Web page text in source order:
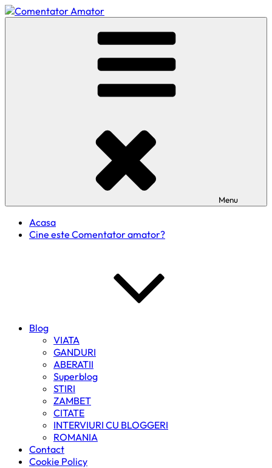
Skip
to
Menu
Acasa
Cine este Comentator amator?
Blog
VIATA
GANDURI
ABERATII
Superblog
STIRI
ZAMBET
CITATE
INTERVIURI CU BLOGGERI
ROMANIA
Contact
Cookie Policy